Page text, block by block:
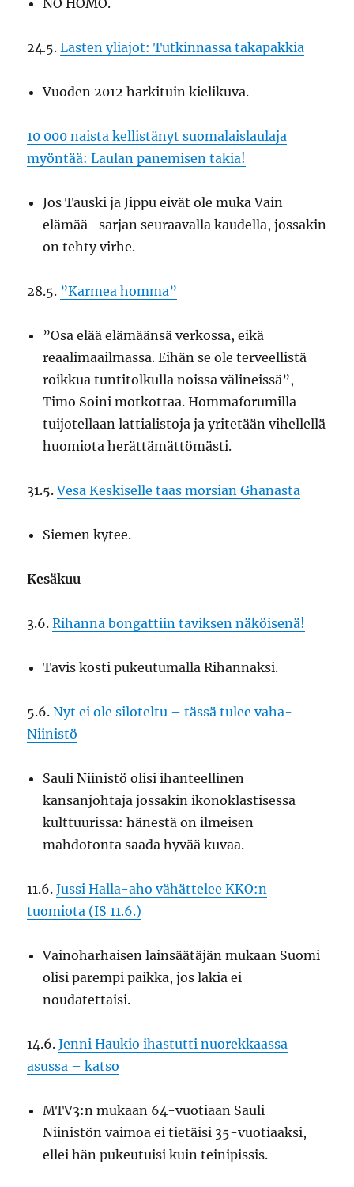
NO HOMO.
24.5.Lasten yliajot: Tutkinnassa takapakkia
Vuoden 2012 harkituin kielikuva.
10 000 naista kellistänyt suomalaislaulaja
myöntää: Laulan panemisen takia!
Jos Tauski ja Jippu eivät ole muka Vain
elämää -sarjan seuraavalla kaudella, jossakin
on tehty virhe.
28.5. ”Karmea homma”
”Osa elää elämäänsä verkossa, eikä
reaalimaailmassa. Eihän se ole terveellistä
roikkua tuntitolkulla noissa välineissä”,
Timo Soini motkottaa. Hommaforumilla
tuijotellaan lattialistoja ja yritetään vihellellä
huomiota herättämättömästi.
31.5.Vesa Keskiselle taas morsian Ghanasta
Siemen kytee.
Kesäkuu
3.6.Rihanna bongattiin taviksen näköisenä!
Tavis kosti pukeutumalla Rihannaksi.
5.6.Nyt ei ole siloteltu – tässä tulee vaha-
Niinistö
Sauli Niinistö olisi ihanteellinen
kansanjohtaja jossakin ikonoklastisessa
kulttuurissa: hänestä on ilmeisen
mahdotonta saada hyvää kuvaa.
11.6.Jussi Halla-aho vähättelee KKO:n
tuomiota (IS 11.6.)
Vainoharhaisen lainsäätäjän mukaan Suomi
olisi parempi paikka, jos lakia ei
noudatettaisi.
14.6.Jenni Haukio ihastutti nuorekkaassa
asussa – katso
MTV3:n mukaan 64-vuotiaan Sauli
Niinistön vaimoa ei tietäisi 35-vuotiaaksi,
ellei hän pukeutuisi kuin teinipissis.